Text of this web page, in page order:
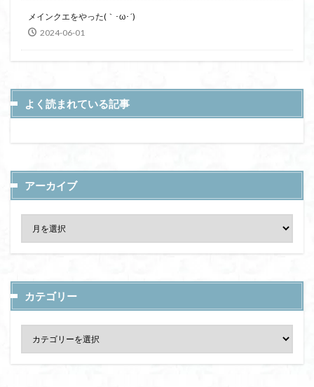
メインクエをやった(｀･ω･´)
2024-06-01
よく読まれている記事
アーカイブ
カテゴリー